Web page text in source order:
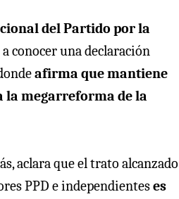
del Partido por la
conocer una declaración
afirma que mantiene
la megarreforma de la
aclara que el trato alcanzado
PPD e independienteses